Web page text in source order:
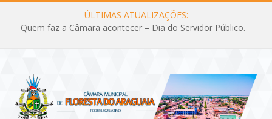
ÚLTIMAS ATUALIZAÇÕES:
Quem faz a Câmara acontecer – Dia do Servidor Público.